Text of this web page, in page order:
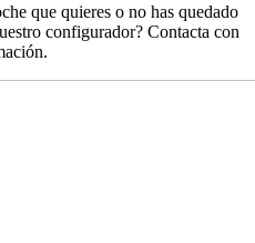
que quieres o no has quedado
configurador? Contacta con